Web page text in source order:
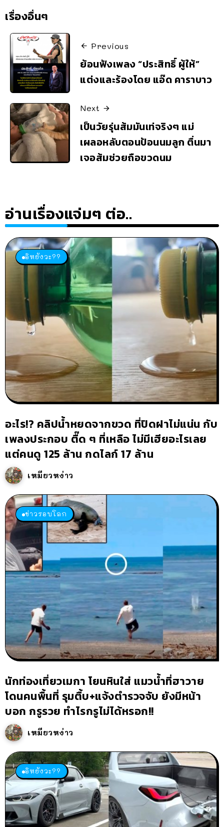
เรื่องอื่นๆ
Previous
ย้อนฟังเพลง “ประสิทธิ์ ผู้ให้”
แต่งและร้องโดย แอ๊ด คาราบาว
Next
เป็นวัยรุ่นส้มมันเท่จริงๆ แม่
เผลอหลับตอนป้อนนมลูก ตื่นมา
เจอส้มช่วยถือขวดนม
อ่านเรื่องแจ่มๆ ต่อ..
อิหยังวะ??
อะไร!? คลิปน้ำหยดจากขวด ที่ปิดฝาไม่แน่น กับ
เพลงประกอบ ตื๊ด ๆ ที่เหลือ ไม่มีเฮียอะไรเลย
แต่คนดู 125 ล้าน กดไลก์ 17 ล้าน
เหมียวหง่าว
ข่าวรอบโลก
นักท่องเที่ยวเมกา โยนหินใส่ แมวน้ำที่ฮาวาย
โดนคนพื้นที่ รุมตื้บ+แจ้งตำรวจจับ ยังมีหน้า
บอก กรูรวย ทำไรกรูไม่ได้หรอก!!
เหมียวหง่าว
อิหยังวะ??